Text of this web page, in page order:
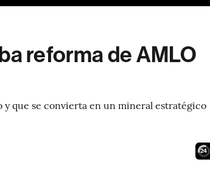
reforma de AMLO
y que se convierta en un mineral estratégico
23